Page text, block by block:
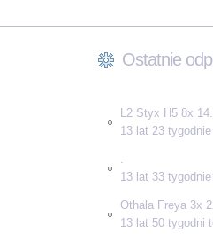
Ostatnie
L2 Styx H5 8x
13 lat 23
.
13 lat 33
Othala Freya 3x
13 lat 50 tygodni